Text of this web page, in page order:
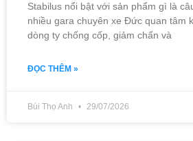
Stabilus nổi bật với sản phẩm gì là
nhiều gara chuyên xe Đức quan tâm
dòng ty chống cốp, giảm chấn và
ĐỌC THÊM »
Bùi Thọ Anh 29/07/2026